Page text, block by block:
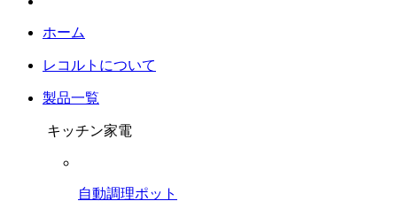
ホーム
レコルトについて
製品一覧
キッチン家電
自動調理ポット